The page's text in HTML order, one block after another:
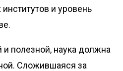
и уровень
и полезной, наука должна
Сложившаяся за